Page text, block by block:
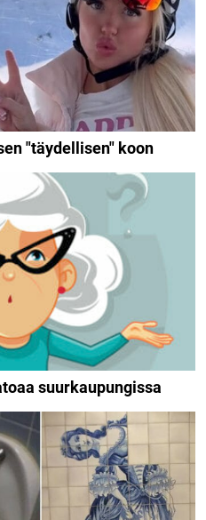
"täydellisen" koon
suurkaupungissa